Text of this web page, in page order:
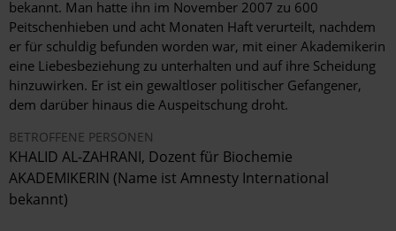
bekannt. Man hatte ihn im November 2007 zu 600
Peitschenhieben und acht Monaten Haft verurteilt, nachdem
er für schuldig befunden worden war, mit einer Akademikerin
eine Liebesbeziehung zu unterhalten und auf ihre Scheidung
hinzuwirken. Er ist ein gewaltloser politischer Gefangener,
dem darüber hinaus die Auspeitschung droht.
BETROFFENE PERSONEN
KHALID AL-ZAHRANI, Dozent für Biochemie
AKADEMIKERIN (Name ist Amnesty International
bekannt)